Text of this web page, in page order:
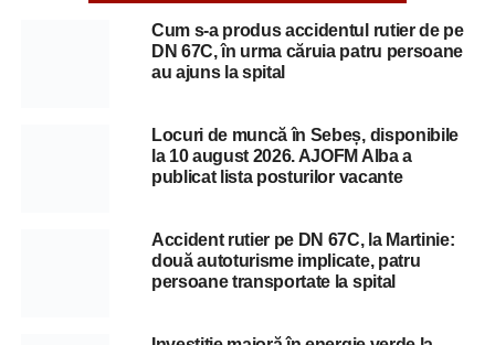
Cum s-a produs accidentul rutier de pe
DN 67C, în urma căruia patru persoane
au ajuns la spital
Locuri de muncă în Sebeș, disponibile
la 10 august 2026. AJOFM Alba a
publicat lista posturilor vacante
Accident rutier pe DN 67C, la Martinie:
două autoturisme implicate, patru
persoane transportate la spital